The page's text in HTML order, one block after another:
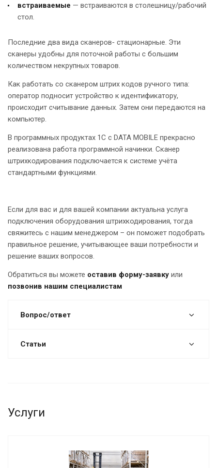
встраиваемые — встраиваются в столешницу/рабочий
стол.
Последние два вида сканеров- стационарные. Эти
сканеры удобны для поточной работы с большим
количеством некрупных товаров.
Как работать со сканером штрих кодов ручного типа:
оператор подносит устройство к идентификатору,
происходит считывание данных. Затем они передаются на
компьютер.
В программных продуктах 1С с DATA MOBILE прекрасно
реализована работа программной начинки. Сканер
штрихкодирования подключается к системе учёта
стандартными функциями.
Если для вас и для вашей компании актуальна услуга
подключения оборудования штрихкодирования, тогда
свяжитесь с нашим менеджером – он поможет подобрать
правильное решение, учитывающее ваши потребности и
решение ваших вопросов.
Обратиться вы можете оставив форму-заявку или
позвонив нашим специалистам
Вопрос/ответ
Статьи
Услуги